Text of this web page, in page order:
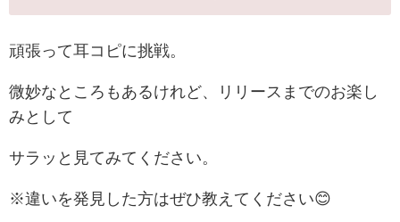
頑張って耳コピに挑戦。
微妙なところもあるけれど、リリースまでのお楽し
みとして
サラッと見てみてください。
※違いを発見した方はぜひ教えてください😊